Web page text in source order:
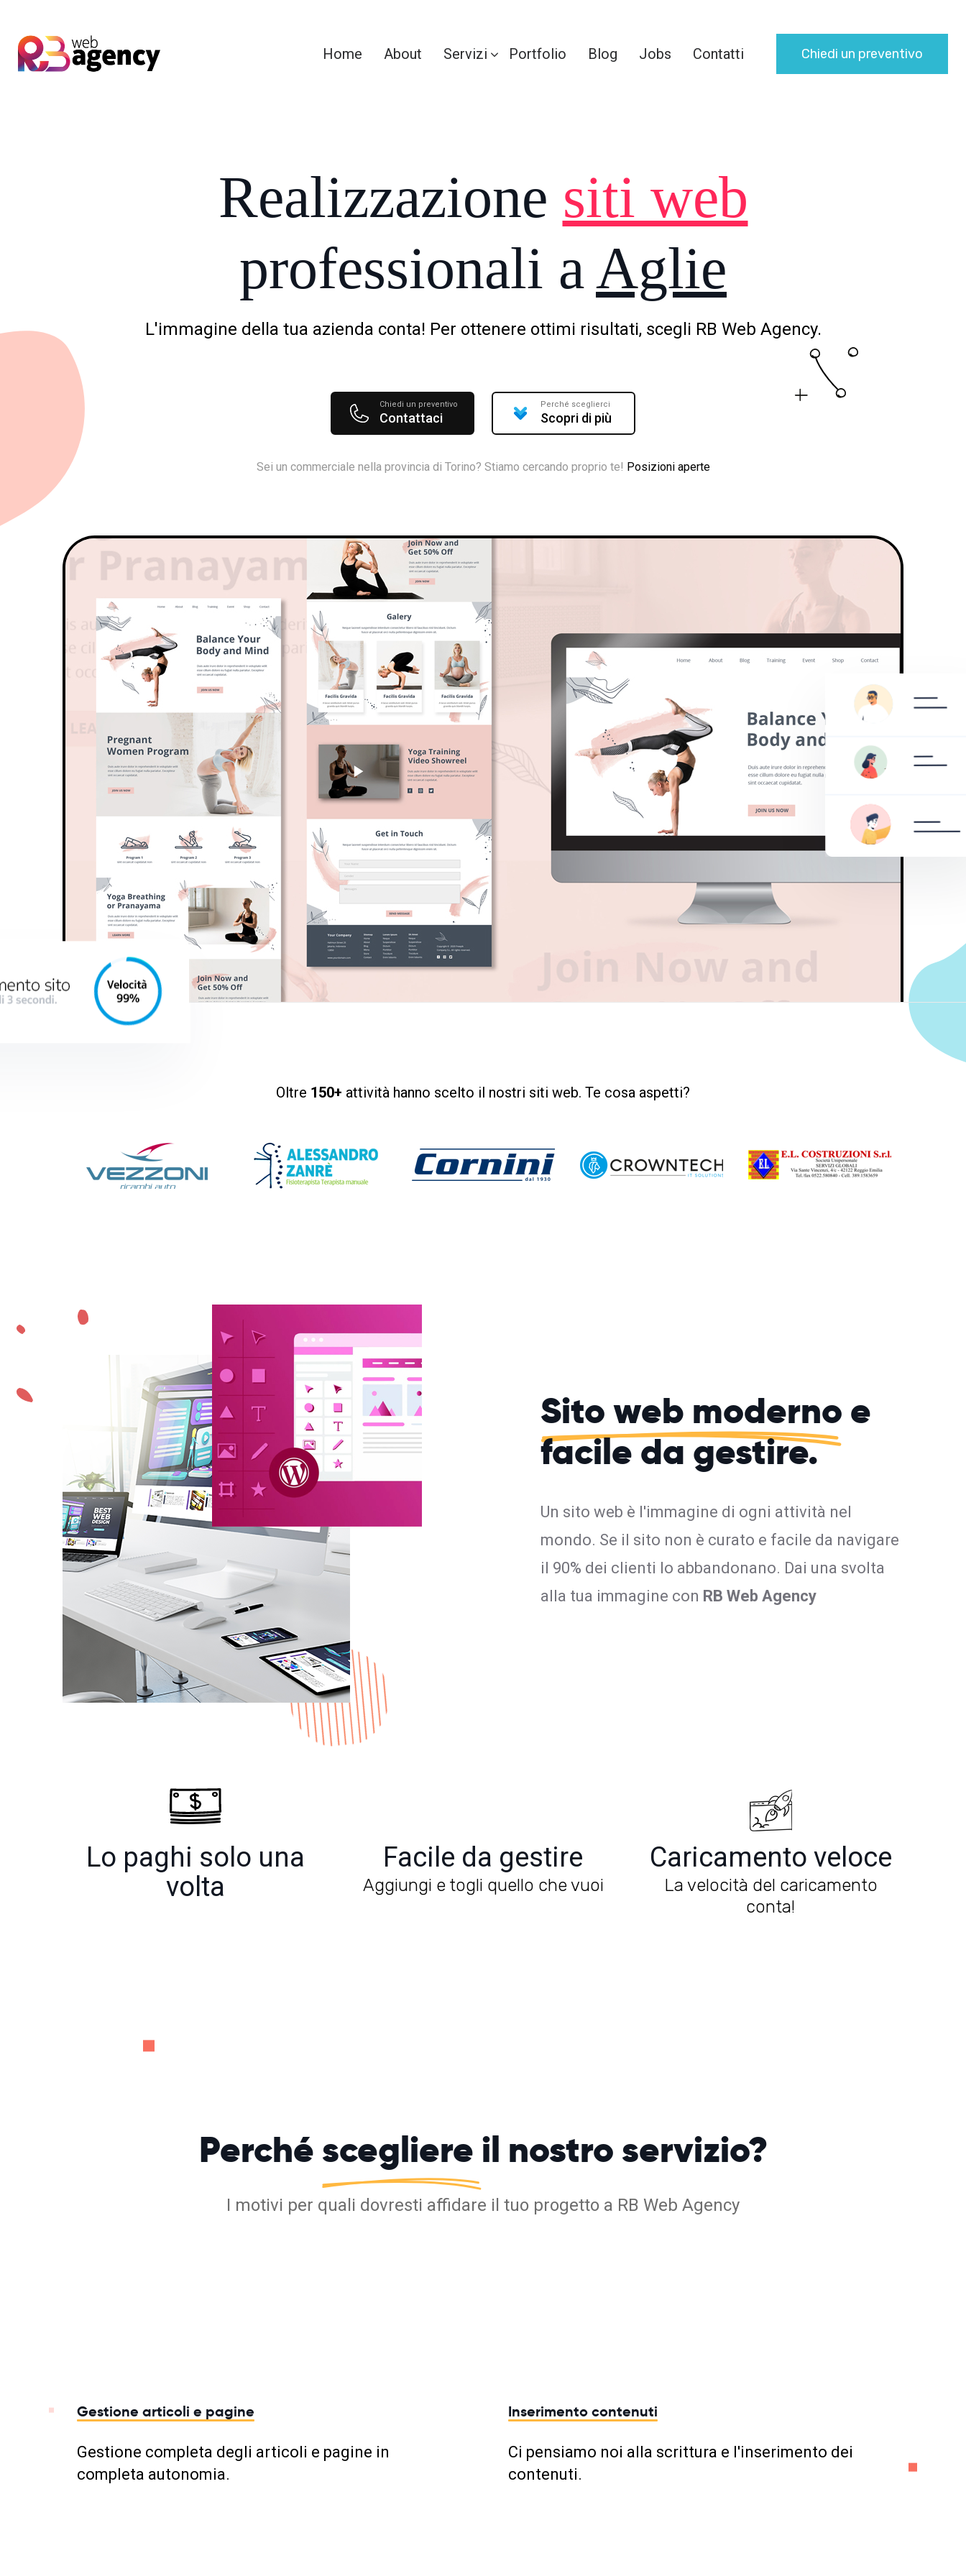
Home About Servizi Portfolio Blog Jobs Contatti Chiedi un preventivo
Realizzazione siti web
professionali aAglie
L'immagine della tua azienda conta! Per ottenere ottimi risultati, scegli RB Web Agency.
Chiedi un preventivo
Contattaci
Perché sceglierci
Scopri di più
Sei un commerciale nella provincia di Torino? Stiamo cercando proprio te! Posizioni aperte
Oltre 150+ attività hanno scelto il nostri siti web. Te cosa aspetti?
Sito web moderno e
facile da gestire.
Un sito web è l'immagine di ogni attività nel
mondo. Se il sito non è curato e facile da navigare
il 90% dei clienti lo abbandonano. Dai una svolta
alla tua immagine con RB Web Agency
Lo paghi solo una
volta
Facile da gestire
Aggiungi e togli quello che vuoi
Caricamento veloce
La velocità del caricamento
conta!
Perché scegliere il nostro servizio?
I motivi per quali dovresti affidare il tuo progetto a RB Web Agency
Gestione articoli e pagine
Gestione completa degli articoli e pagine in
completa autonomia.
Inserimento contenuti
Ci pensiamo noi alla scrittura e l'inserimento dei
contenuti.